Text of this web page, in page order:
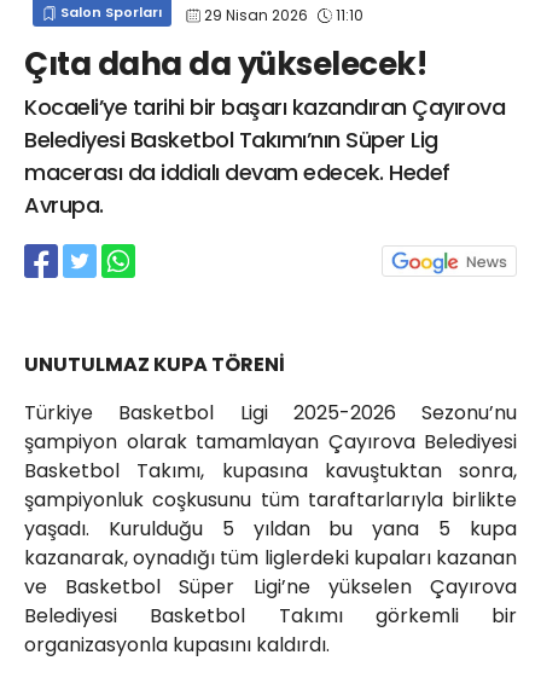
Salon Sporları 29 Nisan 2026 11:10
Çıta daha da yükselecek!
Kocaeli’ye tarihi bir başarı kazandıran Çayırova
Belediyesi Basketbol Takımı’nın Süper Lig
macerası da iddialı devam edecek. Hedef
Avrupa.
UNUTULMAZ KUPA TÖRENİ
Türkiye Basketbol Ligi 2025-2026 Sezonu’nu
şampiyon olarak tamamlayan Çayırova Belediyesi
Basketbol Takımı, kupasına kavuştuktan sonra,
şampiyonluk coşkusunu tüm taraftarlarıyla birlikte
yaşadı. Kurulduğu 5 yıldan bu yana 5 kupa
kazanarak, oynadığı tüm liglerdeki kupaları kazanan
ve Basketbol Süper Ligi’ne yükselen Çayırova
Belediyesi Basketbol Takımı görkemli bir
organizasyonla kupasını kaldırdı.
info@spor41.com